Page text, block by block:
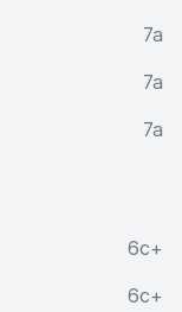
7a
7a
7a
6c+
6c+